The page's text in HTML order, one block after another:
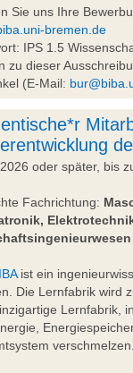
Sie uns Ihre
bremen.de
IPS 1.5
zu dieser
(E-Mail:
oder später, bis
Fachrichtung:
ist ein
Die Lernfabrik wird
Lernfabrik,